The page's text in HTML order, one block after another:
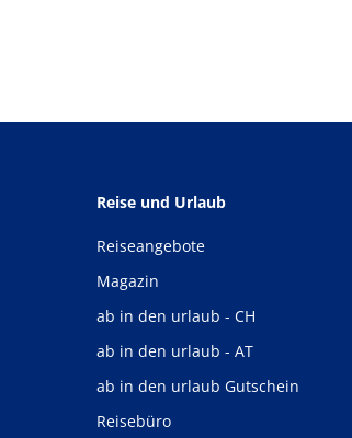
Reise und Urlaub
Reiseangebote
Magazin
ab in den urlaub - CH
ab in den urlaub - AT
ab in den urlaub Gutschein
Reisebüro